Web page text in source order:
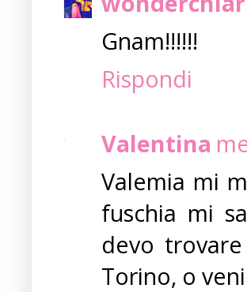
Gnam!!!!!!
Rispondi
Valentina
Valemia mi
fuschia mi
devo
Torino, o